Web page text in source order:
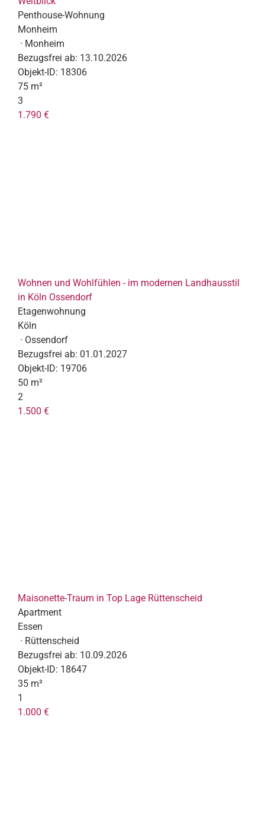
Penthouse-Wohnung
Monheim
· Monheim
Bezugsfrei ab: 13.10.2026
Objekt-ID: 18306
75 m²
3
1.790 €
Wohnen und Wohlfühlen - im modernen Landhausstil
in Köln Ossendorf
Etagenwohnung
Köln
· Ossendorf
Bezugsfrei ab: 01.01.2027
Objekt-ID: 19706
50 m²
2
1.500 €
Maisonette-Traum in Top Lage Rüttenscheid
Apartment
Essen
· Rüttenscheid
Bezugsfrei ab: 10.09.2026
Objekt-ID: 18647
35 m²
1
1.000 €